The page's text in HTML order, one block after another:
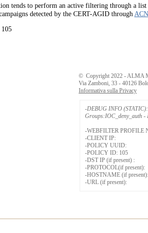
tends to perform an active filtering through a
detected by the CERT-AGID through
© Copyright 2022 - ALMA
Via Zamboni, 33 - 40126
Informativa sulla Privacy
-DEBUG INFO (STATIC):
Groups:IOC_deny_auth -
-WEBFILTER PROFILE
-CLIENT IP:
-POLICY UUID:
-POLICY ID: 105
-DST IP (if present) :
-PROTOCOL(if present):
-HOSTNAME (if present):
-URL (if present):